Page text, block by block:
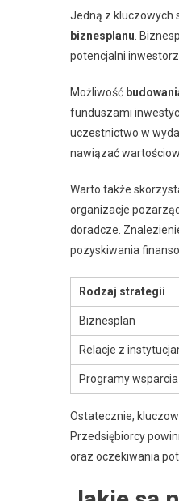
Jedną z kluczowych
biznesplanu.
potencjalni
Możliwość
funduszami
uczestnictwo w
nawiązać
Warto także
organizacje
doradcze.
pozyskiwania
Rodzaj strategii
Biznesplan
Relacje z
Programy wsparcia
Ostatecznie,
Przedsiębiorcy
oraz oczekiwania